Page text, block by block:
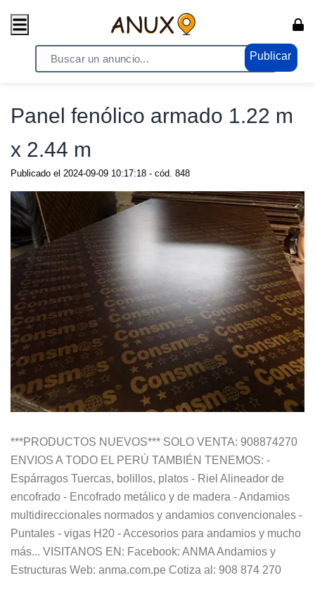
Publicar
/ Compras - Ventas / Consumo masivo
Panel fenólico armado 1.22 m
x 2.44 m
Publicado el 2024-09-09 10:17:18 - cód. 848
***PRODUCTOS NUEVOS*** SOLO VENTA: 908874270
ENVIOS A TODO EL PERÚ TAMBIÉN TENEMOS: -
Espárragos Tuercas, bolillos, platos - Riel Alineador de
encofrado - Encofrado metálico y de madera - Andamios
multidireccionales normados y andamios convencionales -
Puntales - vigas H20 - Accesorios para andamios y mucho
más... VISITANOS EN: Facebook: ANMA Andamios y
Estructuras Web: anma.com.pe Cotiza al: 908 874 270